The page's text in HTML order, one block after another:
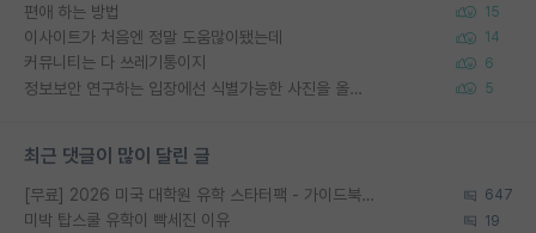
편애 하는 방법 15
이사이트가 처음엔 정말 도움많이됐는데 14
커뮤니티는 다 쓰레기통이지 6
정보보안 연구하는 입장에선 식별가능한 사진을 올리는건 비추이긴함 5
최근 댓글이 많이 달린 글
[무료] 2026 미국 대학원 유학 스타터팩 - 가이드북 & 합격자 컨택메일 템플릿 647
미박 탑스쿨 유학이 빡세진 이유 19